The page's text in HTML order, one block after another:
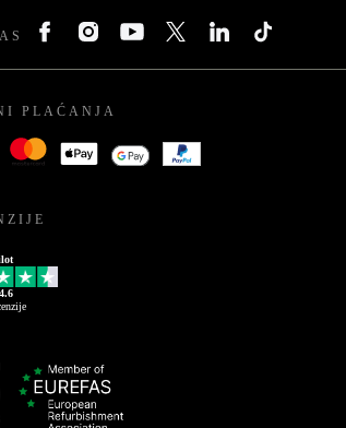
PLAĆANJA
4.6